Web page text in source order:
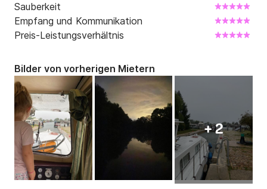
Sauberkeit
Empfang und Kommunikation
Preis-Leistungsverhältnis
Bilder von vorherigen Mietern
+ 2